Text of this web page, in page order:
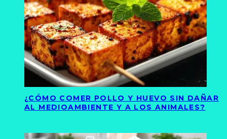
¿CÓMO COMER POLLO Y HUEVO SIN DAÑAR
AL MEDIOAMBIENTE Y A LOS ANIMALES?